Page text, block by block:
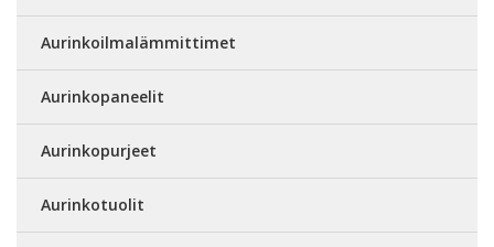
Aurinkoilmalämmittimet
Aurinkopaneelit
Aurinkopurjeet
Aurinkotuolit